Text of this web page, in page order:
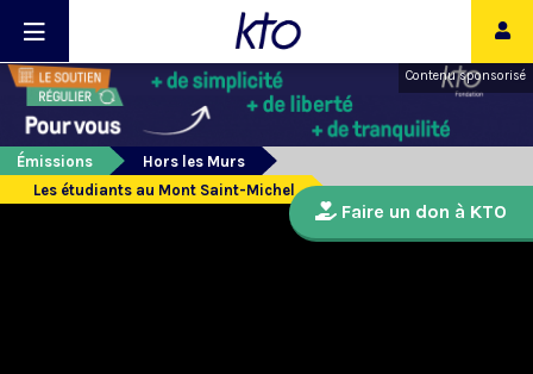
Contenu sponsorisé
Émissions
Hors les Murs
Les étudiants au Mont Saint-Michel
Faire un don à KTO